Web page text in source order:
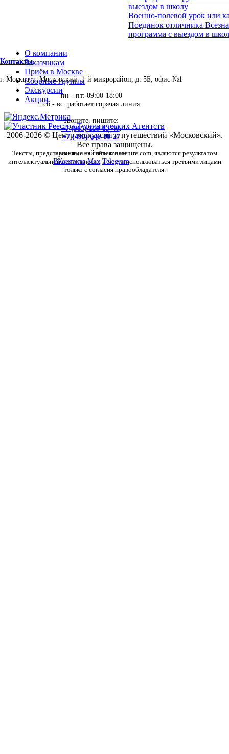
выездом в школу
Военно-полевой урок или
Поединок отличника
программа с выездом в
Контакты
г. Москва, г. Московский, 1-й микрорайон, д. 5Б, офис №1
пн - пт: 09:00-18:00
сб - вс: работает горячая линия
звоните, пишите:
+7 (965) 159-83-40,
+7 (495) 646-88-27
присоединяйтесь к нам:
ВКонтакте Max Telegram
О компании
Заказчикам
Приём в Москве
Сборные группы
Экскурсии
Акции
2006-2026 © Центр экскурсий и путешествий «Московский».
Все права защищены.
Тексты, представленные на сайте moscentre.com, являются результатом
интеллектуальной деятельности и могут использоваться третьими лицами
только с согласия правообладателя.